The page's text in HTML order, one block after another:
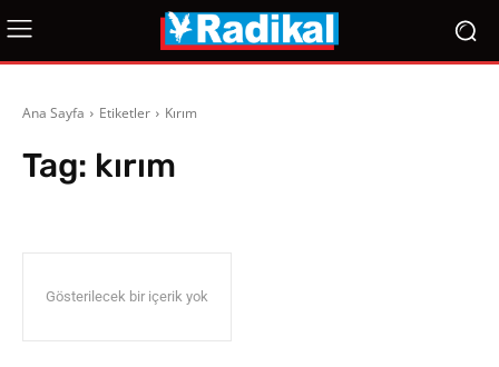
Ana Sayfa Etiketler Kırım
Tag: kırım
Gösterilecek bir içerik yok